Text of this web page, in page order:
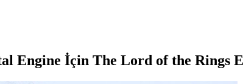
Engine İçin The Lord of the